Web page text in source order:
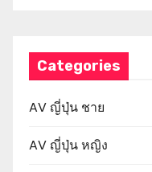
Categories
AV ญี่ปุ่น ชาย
AV ญี่ปุ่น หญิง